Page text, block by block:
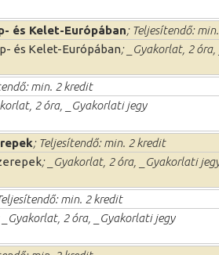
és Kelet-Európában; Teljesítendő:
és Kelet-Európában; _Gyakorlat, 2
min. 2 kredit
2 óra, _Gyakorlati jegy
; Teljesítendő: min. 2 kredit
; _Gyakorlat, 2 óra, _Gyakorlati
min. 2 kredit
_Gyakorlat, 2 óra, _Gyakorlati jegy